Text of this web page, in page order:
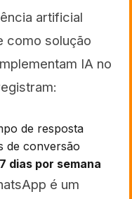
artificial
como solução
IA no
de resposta
de conversão
dias por semana
é um